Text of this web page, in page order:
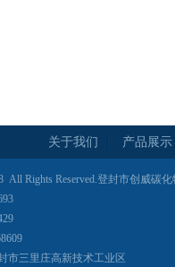
关于我们 产品展示
All Rights Reserved.登封市创威碳
市三里庄高新技术工业区